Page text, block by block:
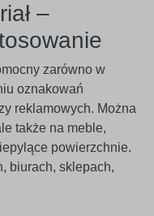
–
zarówno w
oznakowań
reklamowych. Można
także na meble,
powierzchnie.
biurach, sklepach,